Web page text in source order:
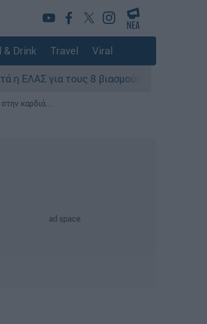
& Drink Travel Viral
για τους 8 βιασμούς τουριστριών -
καρδιά...